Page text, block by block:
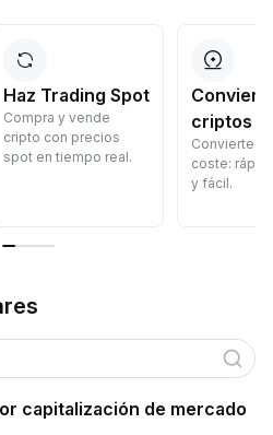
Haz Trading Spot
Compra y vende
cripto con precios
spot en tiempo real.
criptos
Convierte
coste:
y fácil.
capitalización de mercado